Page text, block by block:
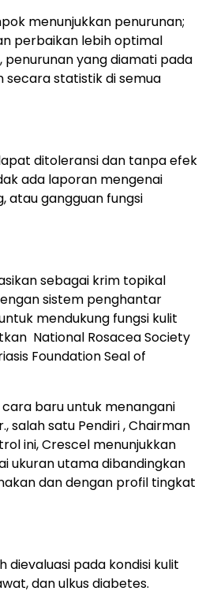
menunjukkan penurunan;
perbaikan lebih optimal
penurunan yang diamati pada
secara statistik di semua
ditoleransi dan tanpa efek
ada laporan mengenai
atau gangguan fungsi
sebagai krim topikal
sistem penghantar
mendukung fungsi kulit
National Rosacea Society
Foundation Seal of
baru untuk menangani
salah satu Pendiri , Chairman
ini, Crescel menunjukkan
ukuran utama dibandingkan
dan dengan profil tingkat
dievaluasi pada kondisi kulit
dan ulkus diabetes.